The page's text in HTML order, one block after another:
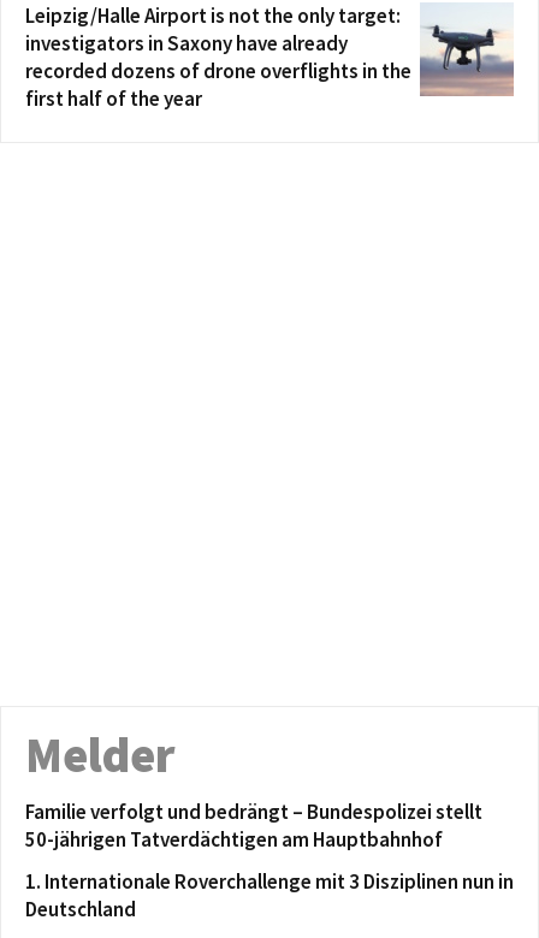
Leipzig/Halle Airport is not the only target:
investigators in Saxony have already
recorded dozens of drone overflights in the
first half of the year
Melder
Familie verfolgt und bedrängt – Bundespolizei stellt
50-jährigen Tatverdächtigen am Hauptbahnhof
1. Internationale Roverchallenge mit 3 Disziplinen nun in
Deutschland